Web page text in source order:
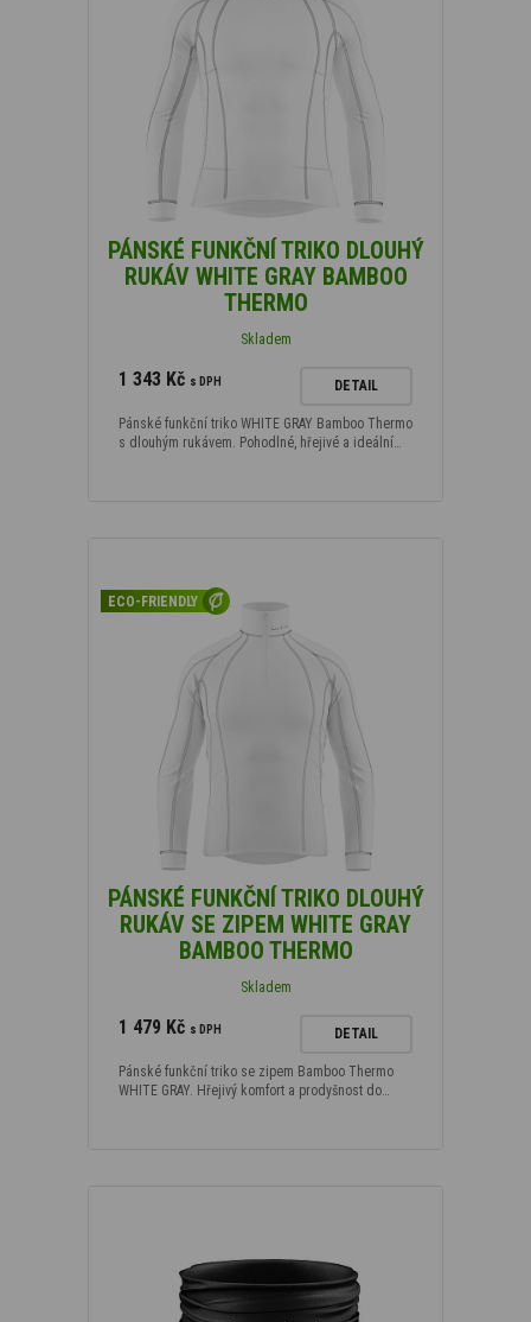
PÁNSKÉ FUNKČNÍ TRIKO DLOUHÝ
RUKÁV WHITE GRAY BAMBOO
THERMO
Skladem
1 343 Kč s DPH DETAIL
Pánské funkční triko WHITE GRAY Bamboo Thermo
s dlouhým rukávem. Pohodlné, hřejivé a ideální…
ECO-FRIENDLY
PÁNSKÉ FUNKČNÍ TRIKO DLOUHÝ
RUKÁV SE ZIPEM WHITE GRAY
BAMBOO THERMO
Skladem
1 479 Kč s DPH DETAIL
Pánské funkční triko se zipem Bamboo Thermo
WHITE GRAY. Hřejivý komfort a prodyšnost do…